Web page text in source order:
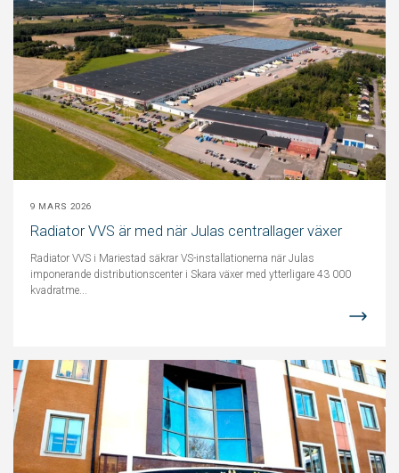
9 MARS 2026
Radiator VVS är med när Julas centrallager växer
Radiator VVS i Mariestad säkrar VS-installationerna när Julas
imponerande distributionscenter i Skara växer med ytterligare 43 000
kvadratme...